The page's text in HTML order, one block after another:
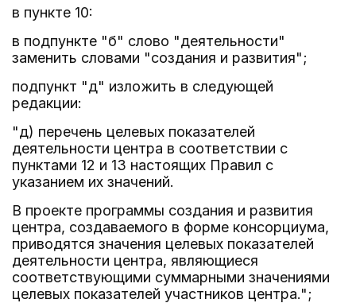
в пункте 10:
в подпункте "б" слово "деятельности"
заменить словами "создания и развития";
подпункт "д" изложить в следующей
редакции:
"д) перечень целевых показателей
деятельности центра в соответствии с
пунктами 12 и 13 настоящих Правил с
указанием их значений.
В проекте программы создания и развития
центра, создаваемого в форме консорциума,
приводятся значения целевых показателей
деятельности центра, являющиеся
соответствующими суммарными значениями
целевых показателей участников центра.";